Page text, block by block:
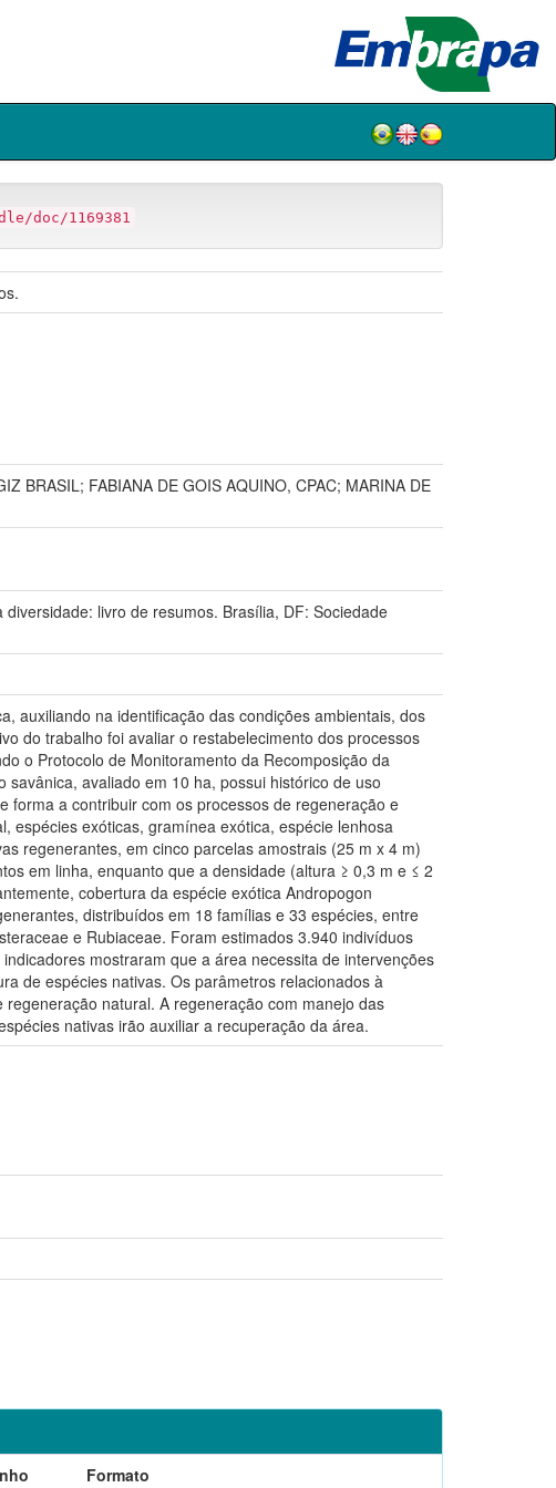
doc/1169381
BRASIL; FABIANA DE GOIS AQUINO, CPAC; MARINA DE
livro de resumos. Brasília, DF: Sociedade
auxiliando na identificação das condições ambientais, dos
do trabalho foi avaliar o restabelecimento dos processos
o Protocolo de Monitoramento da Recomposição da
avaliado em 10 ha, possui histórico de uso
forma a contribuir com os processos de regeneração e
espécies exóticas, gramínea exótica, espécie lenhosa
regenerantes, em cinco parcelas amostrais (25 m x 4 m)
em linha, enquanto que a densidade (altura ≥ 0,3 m e ≤ 2
cobertura da espécie exótica Andropogon
distribuídos em 18 famílias e 33 espécies, entre
e Rubiaceae. Foram estimados 3.940 indivíduos
mostraram que a área necessita de intervenções
de espécies nativas. Os parâmetros relacionados à
natural. A regeneração com manejo das
nativas irão auxiliar a recuperação da área.
Formato